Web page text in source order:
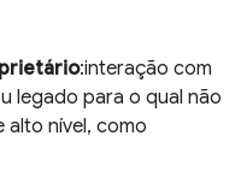
:interação com
legado para o qual não
alto nível, como